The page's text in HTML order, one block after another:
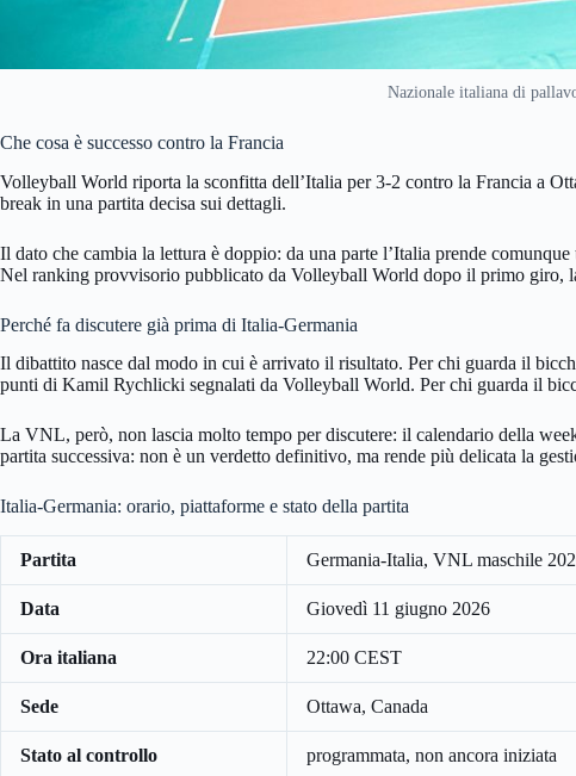
Nazionale italiana di
Che cosa è successo contro la Francia
Volleyball World riporta la sconfitta dell’Italia per 3-2 contro la Francia a
break in una partita decisa sui dettagli.
Il dato che cambia la lettura è doppio: da una parte l’Italia prende
Nel ranking provvisorio pubblicato da Volleyball World dopo il primo giro,
Perché fa discutere già prima di Italia-Germania
Il dibattito nasce dal modo in cui è arrivato il risultato. Per chi guarda il
punti di Kamil Rychlicki segnalati da Volleyball World. Per chi guarda il
La VNL, però, non lascia molto tempo per discutere: il calendario della
partita successiva: non è un verdetto definitivo, ma rende più delicata la
Italia-Germania: orario, piattaforme e stato della partita
Partita Germania-Italia, VNL maschile
Data Giovedì 11 giugno 2026
Ora italiana 22:00 CEST
Sede Ottawa, Canada
Stato al controllo programmata, non ancora iniziata